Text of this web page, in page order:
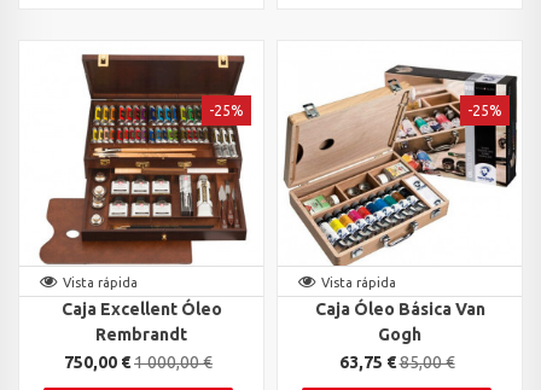
Vista rápida
Caja Excellent Óleo
Rembrandt
750,00 €1 000,00 €
-25%
Vista rápida
Caja Óleo Básica Van
Gogh
63,75 €85,00 €
-25%